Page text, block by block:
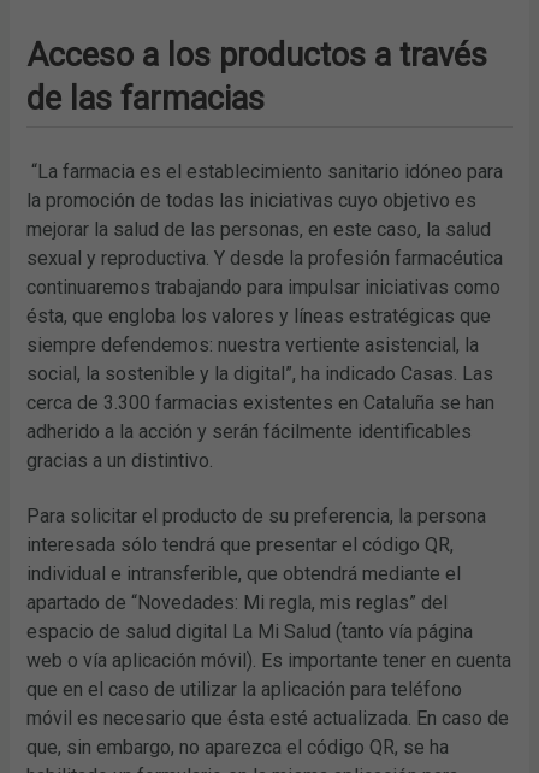
Acceso a los productos a través
de las farmacias
“La farmacia es el establecimiento sanitario idóneo para
la promoción de todas las iniciativas cuyo objetivo es
mejorar la salud de las personas, en este caso, la salud
sexual y reproductiva. Y desde la profesión farmacéutica
continuaremos trabajando para impulsar iniciativas como
ésta, que engloba los valores y líneas estratégicas que
siempre defendemos: nuestra vertiente asistencial, la
social, la sostenible y la digital”, ha indicado Casas. Las
cerca de 3.300 farmacias existentes en Cataluña se han
adherido a la acción y serán fácilmente identificables
gracias a un distintivo.
Para solicitar el producto de su preferencia, la persona
interesada sólo tendrá que presentar el código QR,
individual e intransferible, que obtendrá mediante el
apartado de “Novedades: Mi regla, mis reglas” del
espacio de salud digital La Mi Salud (tanto vía página
web o vía aplicación móvil). Es importante tener en cuenta
que en el caso de utilizar la aplicación para teléfono
móvil es necesario que ésta esté actualizada. En caso de
que, sin embargo, no aparezca el código QR, se ha